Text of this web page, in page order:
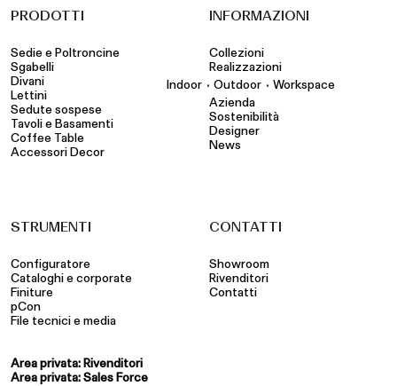
PRODOTTI
Sedie e Poltroncine
Sgabelli
Divani
Lettini
Sedute sospese
Tavoli e Basamenti
Coffee Table
Accessori Decor
INFORMAZIONI
Collezioni
Realizzazioni
Indoor • Outdoor • Workspace
Azienda
Sostenibilità
Designer
News
STRUMENTI
Configuratore
Cataloghi e corporate
Finiture
pCon
File tecnici e media
Area privata: Rivenditori
Area privata: Sales Force
CONTATTI
Showroom
Rivenditori
Contatti